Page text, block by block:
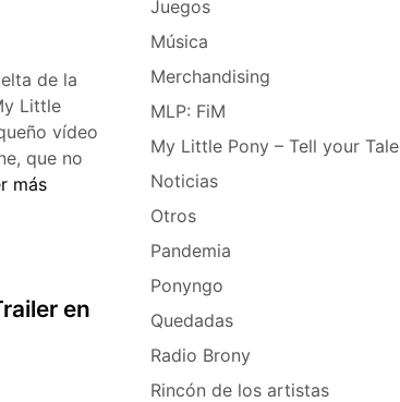
de la
Little
vídeo
que no
más
en
Juegos
Música
Merchandising
MLP: FiM
My Little Pony – Tell your Tale
Noticias
Otros
Pandemia
Ponyngo
Quedadas
Radio Brony
Rincón de los artistas